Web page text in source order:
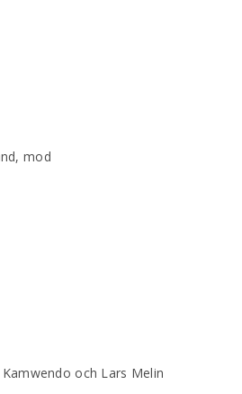
mod
och Lars Melin